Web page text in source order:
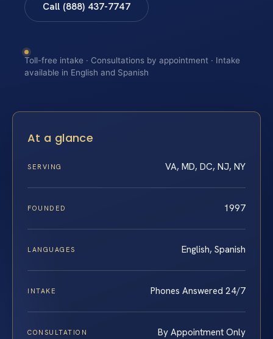
Call (888) 437-7747
Toll-free intake · Consultations by appointment · Intake
available in English and Spanish
At a glance
SERVING VA, MD, DC, NJ, NY
FOUNDED 1997
LANGUAGES English, Spanish
INTAKE Phones Answered 24/7
CONSULTATION By Appointment Only